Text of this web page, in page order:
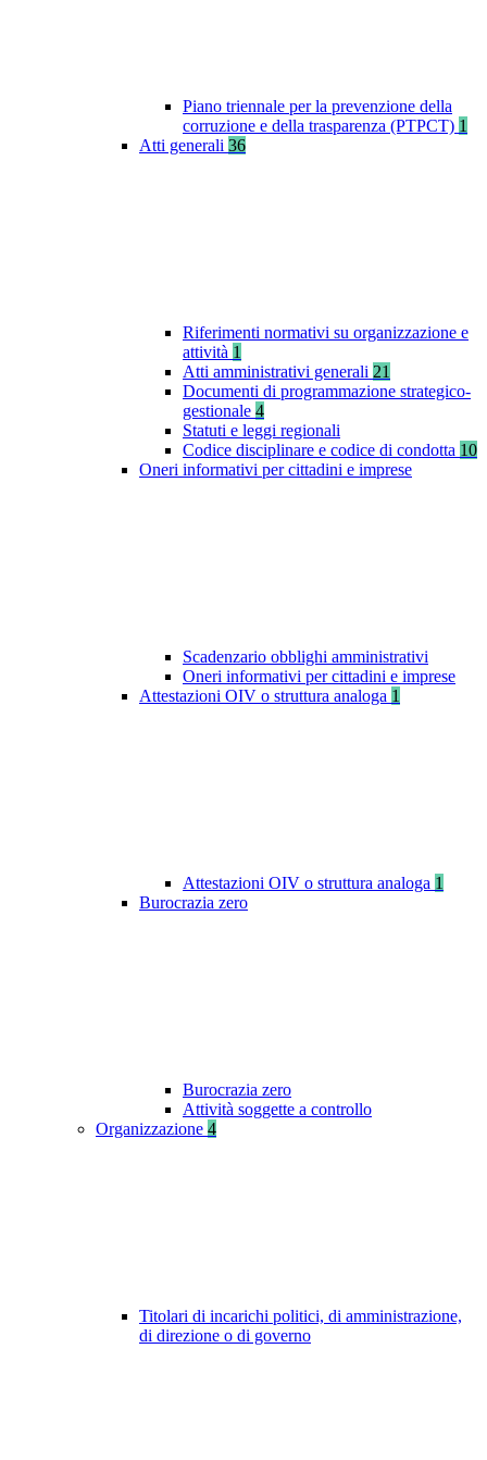
Piano triennale per la prevenzione della
corruzione e della trasparenza (PTPCT) 1
Atti generali 36
Riferimenti normativi su organizzazione e
attività 1
Atti amministrativi generali 21
Documenti di programmazione strategico-
gestionale 4
Statuti e leggi regionali
Codice disciplinare e codice di condotta 10
Oneri informativi per cittadini e imprese
Scadenzario obblighi amministrativi
Oneri informativi per cittadini e imprese
Attestazioni OIV o struttura analoga 1
Attestazioni OIV o struttura analoga 1
Burocrazia zero
Burocrazia zero
Attività soggette a controllo
Organizzazione 4
Titolari di incarichi politici, di amministrazione,
di direzione o di governo